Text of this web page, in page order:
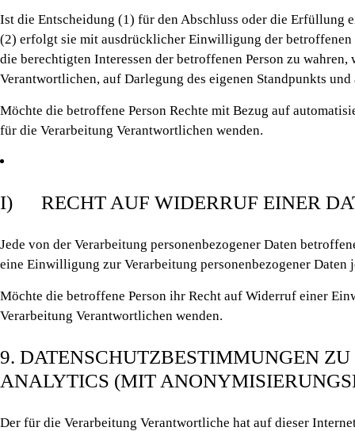
Ist die Entscheidung (1) für den Abschluss oder die Erfüllung
(2) erfolgt sie mit ausdrücklicher Einwilligung der betroffenen
die berechtigten Interessen der betroffenen Person zu
Verantwortlichen, auf Darlegung des eigenen Standpunkts
Möchte die betroffene Person Rechte mit Bezug auf
für die Verarbeitung Verantwortlichen wenden.
I) RECHT AUF WIDERRUF EINER
Jede von der Verarbeitung personenbezogener Daten
eine Einwilligung zur Verarbeitung personenbezogener Daten
Möchte die betroffene Person ihr Recht auf Widerruf einer
Verarbeitung Verantwortlichen wenden.
9. DATENSCHUTZBESTIMMUNGEN
ANALYTICS (MIT
Der für die Verarbeitung Verantwortliche hat auf dieser